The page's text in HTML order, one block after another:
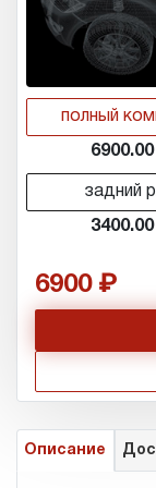
полный
6900.00
задний
3400.00
6900
Описание